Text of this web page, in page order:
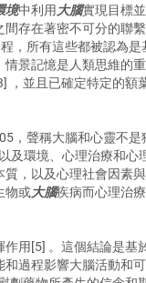
境中利用 大腦實現目標並
存在著密不可分的聯
，所有這些都被認為是
景記憶是人類思維的重
，並且已確定特定的額
，聲稱大腦和心靈不是
及環境、心理治療和心
，以及心理社會因素與
物或大腦疾病而心理治療
用[5] 。這個結論是基
過程影響大腦活動和可